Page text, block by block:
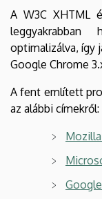
A W3C XHTML
leggyakrabban
optimalizálva, így
Google Chrome
A fent említett
az alábbi címekről: